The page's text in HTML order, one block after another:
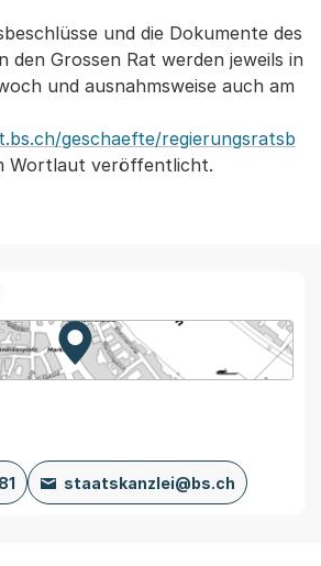
und die Dokumente des
den Grossen Rat werden jeweils in
und ausnahmsweise auch am
geschaefte/regierungsratsb
Wortlaut veröffentlicht.
Zur Karte von MapBS.
Externer Link, wird in einem
staatskanzlei@bs.ch